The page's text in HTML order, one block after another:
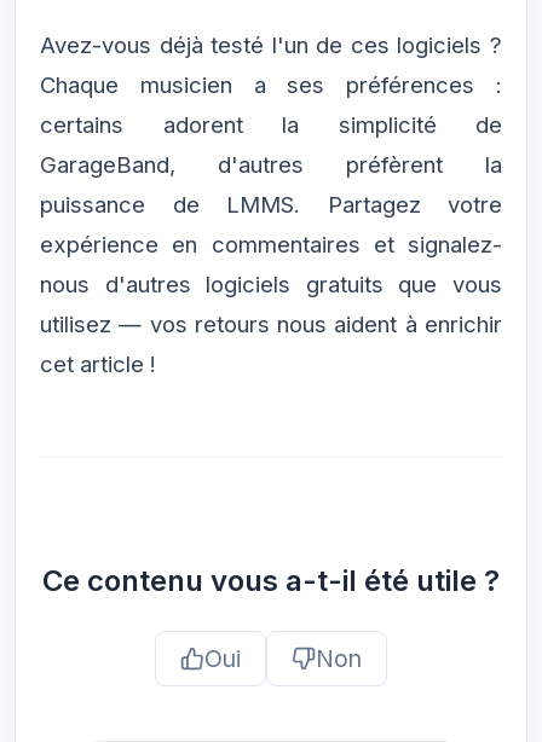
Avez-vous déjà testé l'un de ces logiciels ?
Chaque musicien a ses préférences :
certains adorent la simplicité de
GarageBand, d'autres préfèrent la
puissance de LMMS. Partagez votre
expérience en commentaires et signalez-
nous d'autres logiciels gratuits que vous
utilisez — vos retours nous aident à enrichir
cet article !
Ce contenu vous a-t-il été utile ?
Oui Non